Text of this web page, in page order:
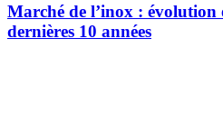
Marché de l’inox : évolution
dernières 10 années